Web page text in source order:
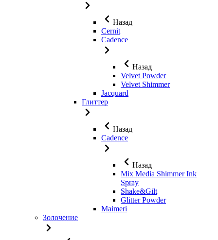
Назад
Cernit
Cadence
Назад
Velvet Powder
Velvet Shimmer
Jaсquard
Глиттер
Назад
Cadence
Назад
Mix Media Shimmer Ink
Spray
Shake&Gilt
Glitter Powder
Maimeri
Золочение